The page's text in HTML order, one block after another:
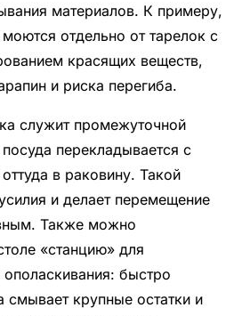
материалов. К примеру,
отдельно от тарелок с
красящих веществ,
и риска перегиба.
служит промежуточной
перекладывается с
в раковину. Такой
и делает перемещение
Также можно
«станцию» для
ополаскивания: быстро
крупные остатки и